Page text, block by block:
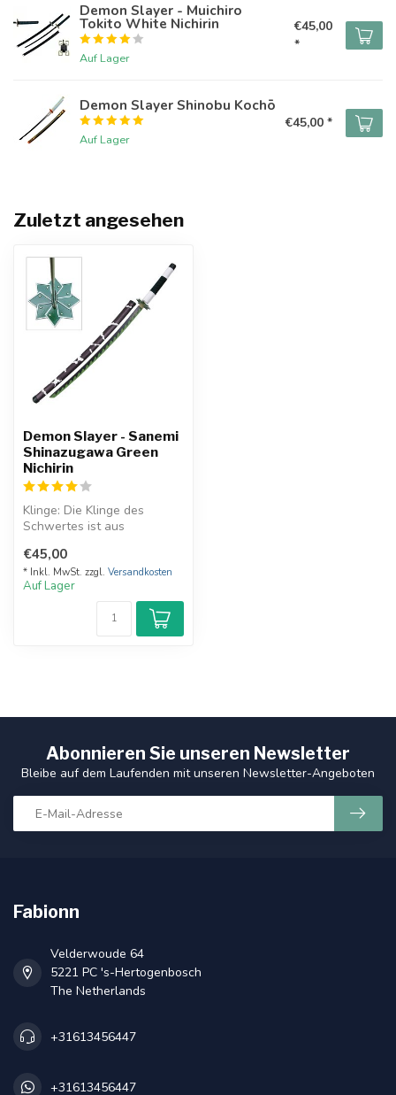
Demon Slayer - Muichiro
Tokito White Nichirin
Auf Lager
€45,00
*
Demon Slayer Shinobu Kochō
Auf Lager
€45,00 *
Zuletzt angesehen
Demon Slayer - Sanemi
Shinazugawa Green
Nichirin
Klinge: Die Klinge des
Schwertes ist aus
und hat eine...
€45,00
* Inkl. MwSt. zzgl. Versandkosten
Auf Lager
Abonnieren Sie unseren Newsletter
Bleibe auf dem Laufenden mit unseren Newsletter-Angeboten
Fabionn
Velderwoude 64
5221 PC 's-Hertogenbosch
The Netherlands
+31613456447
+31613456447